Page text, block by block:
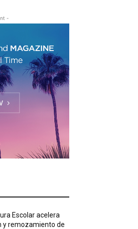
-
Escolar acelera
y remozamiento de